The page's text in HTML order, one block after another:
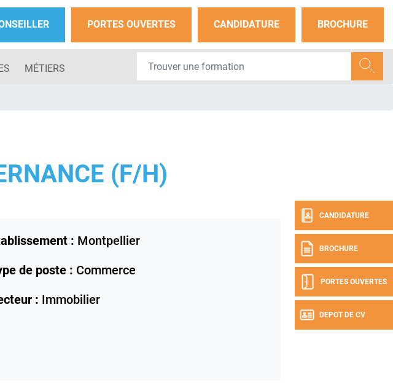
PORTES OUVERTES CANDIDATURE BROCHURE
MÉTIERS
CANDIDATURE
BROCHURE
PORTES OUVERTES
DEPOT DE CV
(F/H)
: Montpellier
de poste : Commerce
: Immobilier